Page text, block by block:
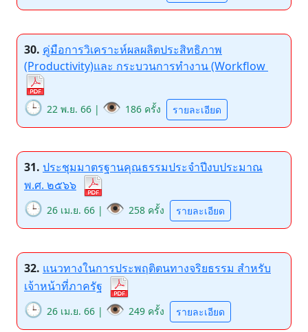
30. คู่มือการวิเคราะห์ผลผลิตประสิทธิภาพ
(Productivity)และ กระบวนการทำงาน (Workflow
🕒 22 พ.ย. 66 | 👁️ 186 ครั้ง รายละเอียด
31. ประชุมมาตรฐานคุณธรรมประจำปีงบประมาณ
พ.ศ. ๒๕๖๖
🕒 26 เม.ย. 66 | 👁️ 258 ครั้ง รายละเอียด
32. แนวทางในการประพฤติตนทางจริยธรรม สำหรับ
เจ้าหน้าที่ภาครัฐ
🕒 26 เม.ย. 66 | 👁️ 249 ครั้ง รายละเอียด